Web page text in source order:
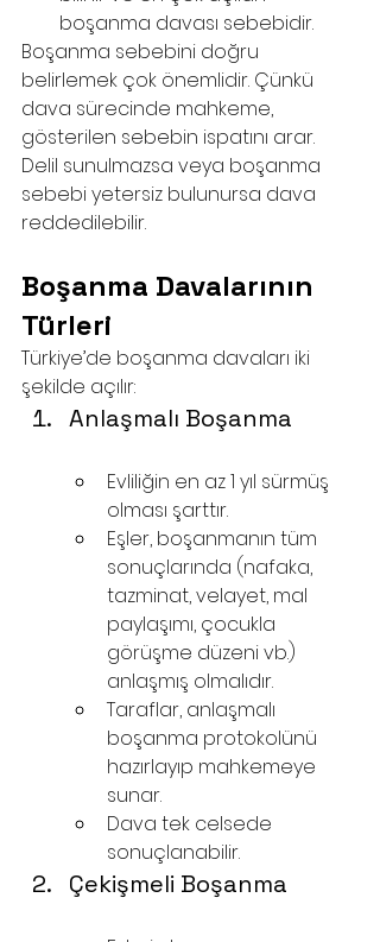
boşanma davası sebebidir.
Boşanma sebebini doğru
belirlemek çok önemlidir. Çünkü
dava sürecinde mahkeme,
gösterilen sebebin ispatını arar.
Delil sunulmazsa veya boşanma
sebebi yetersiz bulunursa dava
reddedilebilir.
Boşanma Davalarının
Türleri
Türkiye’de boşanma davaları iki
şekilde açılır:
Anlaşmalı Boşanma
Evliliğin en az 1 yıl sürmüş
olması şarttır.
Eşler, boşanmanın tüm
sonuçlarında (nafaka,
tazminat, velayet, mal
paylaşımı, çocukla
görüşme düzeni vb.)
anlaşmış olmalıdır.
Taraflar, anlaşmalı
boşanma protokolünü
hazırlayıp mahkemeye
sunar.
Dava tek celsede
sonuçlanabilir.
Çekişmeli Boşanma